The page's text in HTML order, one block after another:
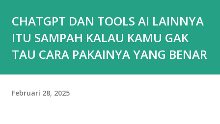
CHATGPT DAN TOOLS AI LAINNYA
ITU SAMPAH KALAU KAMU GAK
TAU CARA PAKAINYA YANG BENAR
Februari 28, 2025